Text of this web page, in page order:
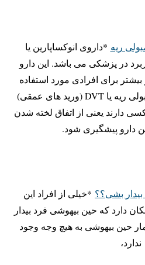
ریه *داروی انوکساپارین یا
در پزشکی می باشد. این دارو
برای افرادی مورد استفاده
قرار می گیرد که سابقه آمبولی ریه یا DVT (ورید های عمقی)
دارند یعنی از اتفاق لخته شدن
دارو پیشگیری شود.
بشی؟؟ *خیلی از افراد این
دارد که حین بیهوشی فرد بیدار
حین بیهوشی به هیچ وجه وجود
ندارد،